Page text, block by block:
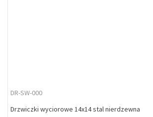
DR-SW-000
Drzwiczki wyciorowe 14x14 stal nierdzewna